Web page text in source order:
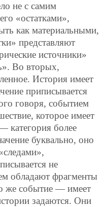
не с самим
«остатками»,
как материальными,
представляют
источники»
Во вторых,
История имеет
приписывается
говоря, событием
которое имеет
категория более
буквально, оно
не
обладают фрагменты
же событие — имеет
задаются. Они